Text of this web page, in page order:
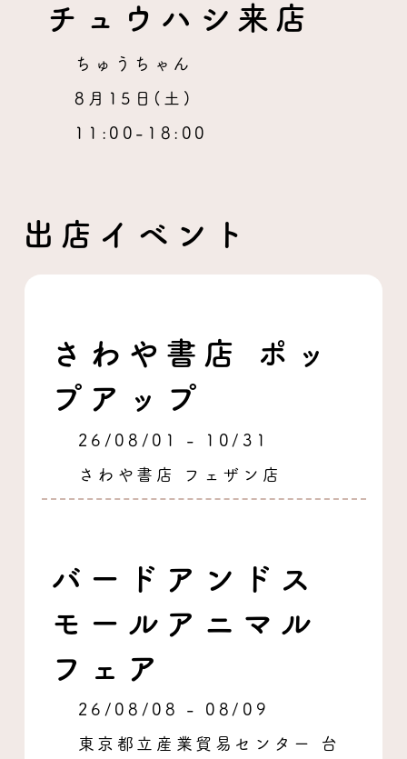
チュウハシ来店
ちゅうちゃん
8月15日(土)
11:00-18:00
出店イベント
さわや書店 ポッ
プアップ
26/08/01 - 10/31
さわや書店 フェザン店
バードアンドス
モールアニマル
フェア
26/08/08 - 08/09
東京都立産業貿易センター 台